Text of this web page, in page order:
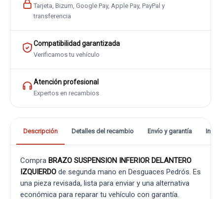
Tarjeta, Bizum, Google Pay, Apple Pay, PayPal y
transferencia
Compatibilidad garantizada
Verificamos tu vehículo
Atención profesional
Expertos en recambios
Descripción Detalles del recambio Envío y garantía
Compra BRAZO SUSPENSION INFERIOR DELANTERO
IZQUIERDO de segunda mano en Desguaces Pedrós. Es
una pieza revisada, lista para enviar y una alternativa
económica para reparar tu vehículo con garantía.